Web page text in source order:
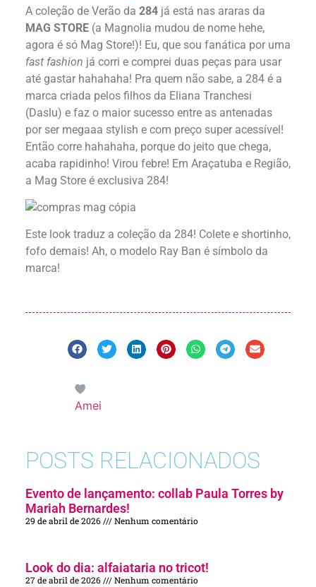
A coleção de Verão da 284 já está nas araras da
MAG STORE (a Magnolia mudou de nome hehe,
agora é só Mag Store!)! Eu, que sou fanática por uma
fast fashion já corri e comprei duas peças para usar
até gastar hahahaha! Pra quem não sabe, a 284 é a
marca criada pelos filhos da Eliana Tranchesi
(Daslu) e faz o maior sucesso entre as antenadas
por ser megaaa stylish e com preço super acessível!
Então corre hahahaha, porque do jeito que chega,
acaba rapidinho! Virou febre! Em Araçatuba e Região,
a Mag Store é exclusiva 284!
Este look traduz a coleção da 284! Colete e shortinho,
fofo demais! Ah, o modelo Ray Ban é símbolo da
marca!
Amei
POSTS RELACIONADOS
Evento de lançamento: collab Paula Torres by
Mariah Bernardes!
29 de abril de 2026 Nenhum comentário
Look do dia: alfaiataria no tricot!
27 de abril de 2026 Nenhum comentário